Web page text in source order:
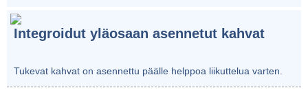
Integroidut yläosaan asennetut kahvat
Tukevat kahvat on asennettu päälle helppoa liikuttelua varten.